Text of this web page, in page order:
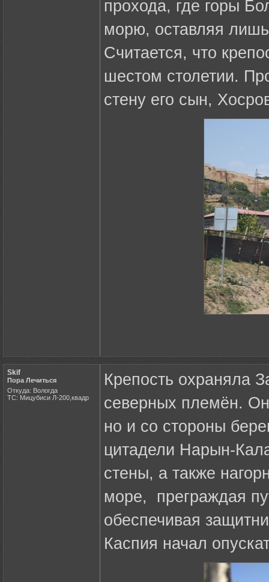
прохода, где горы
морю, оставляя
Считается, что
шестом столетии.
стену его сын,
Skif
Пора Лечиться
Откуда: Вологда
ТС: Мицубиси Л-200,квадр
Крепость охраняла
северных племён.
но и со стороны
цитадели Нарын-
стены, а также
море, преграждая
обеспечивая
Каспия начал